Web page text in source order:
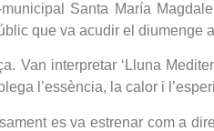
Santa María
que va acudir el diumenge
interpretar ‘Lluna
l’essència, la calor i
es va estrenar com a